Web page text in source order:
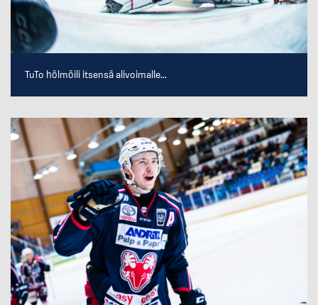
TuTo hölmöili itsensä alivoimalle...